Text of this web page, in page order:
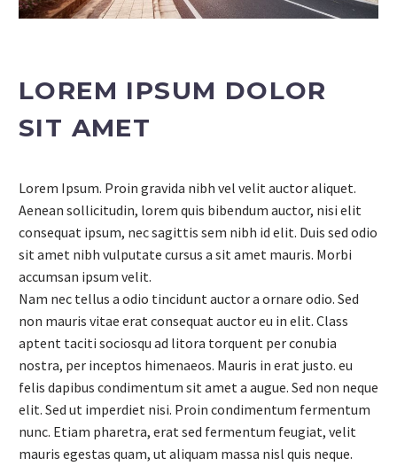
LOREM IPSUM DOLOR
SIT AMET
Lorem Ipsum. Proin gravida nibh vel velit auctor aliquet.
Aenean sollicitudin, lorem quis bibendum auctor, nisi elit
consequat ipsum, nec sagittis sem nibh id elit. Duis sed odio
sit amet nibh vulputate cursus a sit amet mauris. Morbi
accumsan ipsum velit.
Nam nec tellus a odio tincidunt auctor a ornare odio. Sed
non mauris vitae erat consequat auctor eu in elit. Class
aptent taciti sociosqu ad litora torquent per conubia
nostra, per inceptos himenaeos. Mauris in erat justo. eu
felis dapibus condimentum sit amet a augue. Sed non neque
elit. Sed ut imperdiet nisi. Proin condimentum fermentum
nunc. Etiam pharetra, erat sed fermentum feugiat, velit
mauris egestas quam, ut aliquam massa nisl quis neque.